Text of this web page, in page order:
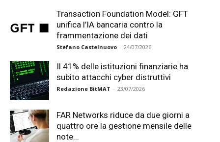
Transaction Foundation Model: GFT
unifica l’IA bancaria contro la
frammentazione dei dati
Stefano Castelnuovo - 24/07/2026
Il 41% delle istituzioni finanziarie ha
subito attacchi cyber distruttivi
Redazione BitMAT - 23/07/2026
FAR Networks riduce da due giorni a
quattro ore la gestione mensile delle
note...